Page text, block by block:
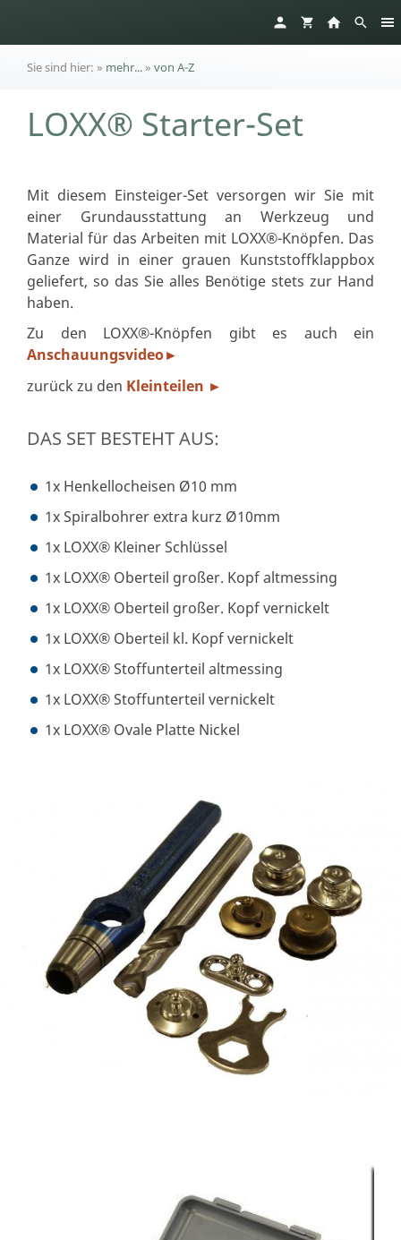
Sie sind hier: » mehr...» von A-Z
LOXX® Starter-Set
Mit diesem Einsteiger-Set versorgen wir Sie mit
einer Grundausstattung an Werkzeug und
Material für das Arbeiten mit LOXX®-Knöpfen. Das
Ganze wird in einer grauen Kunststoffklappbox
geliefert, so das Sie alles Benötige stets zur Hand
haben.
Zu den LOXX®-Knöpfen gibt es auch ein
Anschauungsvideo►
zurück zu den Kleinteilen ►
DAS SET BESTEHT AUS:
1x Henkellocheisen Ø10 mm
1x Spiralbohrer extra kurz Ø10mm
1x LOXX® Kleiner Schlüssel
1x LOXX® Oberteil großer. Kopf altmessing
1x LOXX® Oberteil großer. Kopf vernickelt
1x LOXX® Oberteil kl. Kopf vernickelt
1x LOXX® Stoffunterteil altmessing
1x LOXX® Stoffunterteil vernickelt
1x LOXX® Ovale Platte Nickel